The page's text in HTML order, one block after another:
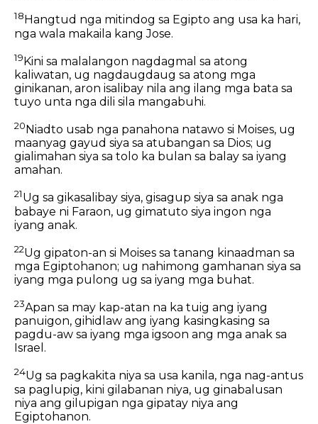
18 Hangtud nga mitindog sa Egipto ang usa ka hari,
nga wala makaila kang Jose.
19Kini sa malalangon nagdagmal sa atong
kaliwatan, ug nagdaugdaug sa atong mga
ginikanan, aron isalibay nila ang ilang mga bata sa
tuyo unta nga dili sila mangabuhi.
20 Niadto usab nga panahona natawo si Moises, ug
maanyag gayud siya sa atubangan sa Dios; ug
gialimahan siya sa tolo ka bulan sa balay sa iyang
amahan.
21Ug sa gikasalibay siya, gisagup siya sa anak nga
babaye ni Faraon, ug gimatuto siya ingon nga
iyang anak.
22Ug gipaton-an si Moises sa tanang kinaadman sa
mga Egiptohanon; ug nahimong gamhanan siya sa
iyang mga pulong ug sa iyang mga buhat.
23Apan sa may kap-atan na ka tuig ang iyang
panuigon, gihidlaw ang iyang kasingkasing sa
pagdu-aw sa iyang mga igsoon ang mga anak sa
Israel.
24Ug sa pagkakita niya sa usa kanila, nga nag-antus
sa paglupig, kini gilabanan niya, ug ginabalusan
niya ang gilupigan nga gipatay niya ang
Egiptohanon.